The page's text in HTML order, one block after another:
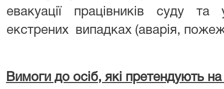
евакуації працівників суду та
екстрених випадках (аварія,
Вимоги до осіб, які претендують